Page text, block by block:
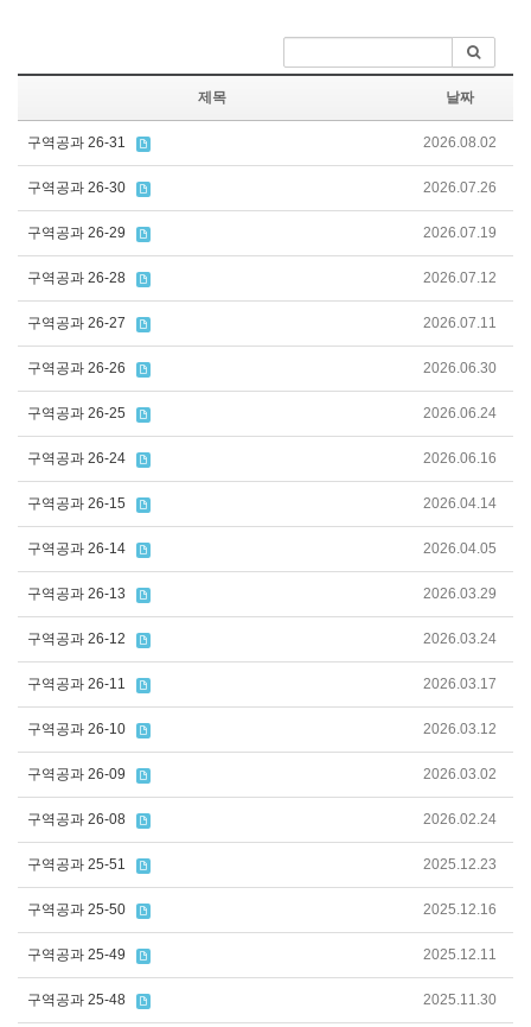
제목 날짜
구역공과 26-31 2026.08.02
구역공과 26-30 2026.07.26
구역공과 26-29 2026.07.19
구역공과 26-28 2026.07.12
구역공과 26-27 2026.07.11
구역공과 26-26 2026.06.30
구역공과 26-25 2026.06.24
구역공과 26-24 2026.06.16
구역공과 26-15 2026.04.14
구역공과 26-14 2026.04.05
구역공과 26-13 2026.03.29
구역공과 26-12 2026.03.24
구역공과 26-11 2026.03.17
구역공과 26-10 2026.03.12
구역공과 26-09 2026.03.02
구역공과 26-08 2026.02.24
구역공과 25-51 2025.12.23
구역공과 25-50 2025.12.16
구역공과 25-49 2025.12.11
구역공과 25-48 2025.11.30